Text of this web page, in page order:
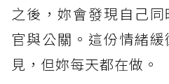
之後，妳會發現自己
官與公關。這份情緒
見，但妳每天都在做。